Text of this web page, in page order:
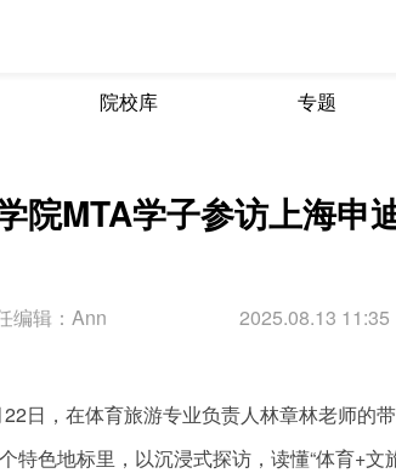
院校库 专题
院MTA学子参访上海申
编辑：Ann 2025.08.13 11:35
日，在体育旅游专业负责人林章林老师的
色地标里，以沉浸式探访，读懂“体育+文